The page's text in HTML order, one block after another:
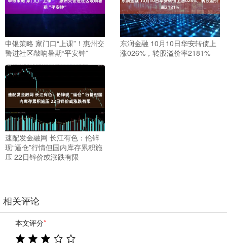
申银策略 家门口“上课”！惠州交
警进社区敲响暑期“平安钟”
东润金融 10月10日华安转债上
涨026%，转股溢价率2181%
速配发金融网 长江有色：伦锌
现“逼仓”行情但国内库存累积施
压 22日锌价或涨跌有限
相关评论
本文评分*